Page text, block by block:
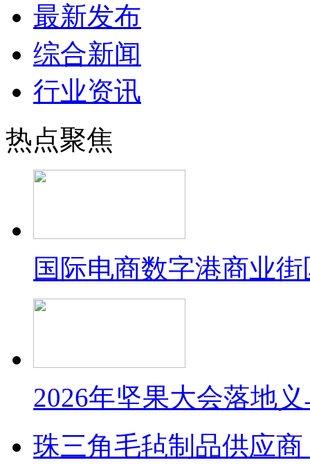
最新发布
综合新闻
行业资讯
热点聚焦
国际电商数字港商业
2026年坚果大会落地
珠三角毛毡制品供应